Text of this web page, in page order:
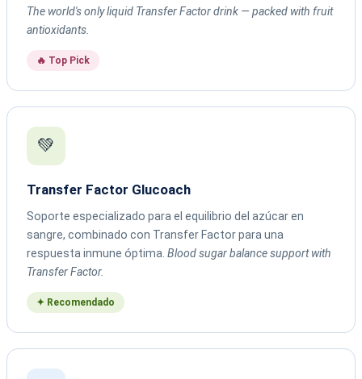
The world's only liquid Transfer Factor drink — packed with fruit
antioxidants.
🔥 Top Pick
💚
Transfer Factor Glucoach
Soporte especializado para el equilibrio del azúcar en
sangre, combinado con Transfer Factor para una
respuesta inmune óptima. Blood sugar balance support with
Transfer Factor.
✦ Recomendado